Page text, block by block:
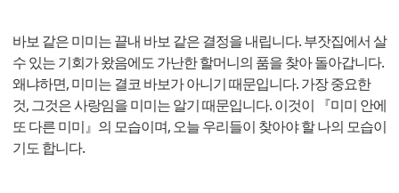
바보 같은 미미는 끝내 바보 같은 결정을 내립니다. 부잣집에서 살
수 있는 기회가 왔음에도 가난한 할머니의 품을 찾아 돌아갑니다.
왜냐하면, 미미는 결코 바보가 아니기 때문입니다. 가장 중요한
것, 그것은 사랑임을 미미는 알기 때문입니다. 이것이 『미미 안에
또 다른 미미』의 모습이며, 오늘 우리들이 찾아야 할 나의 모습이
기도 합니다.